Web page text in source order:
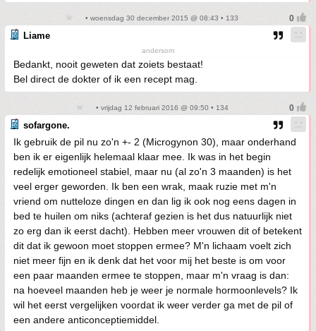
• woensdag 30 december 2015 @ 08:43 • 133
Liame
andersom
Bedankt, nooit geweten dat zoiets bestaat!
Bel direct de dokter of ik een recept mag.
• vrijdag 12 februari 2016 @ 09:50 • 134
sofargone.
Ik gebruik de pil nu zo'n +- 2 (Microgynon 30), maar onderhand
ben ik er eigenlijk helemaal klaar mee. Ik was in het begin
redelijk emotioneel stabiel, maar nu (al zo'n 3 maanden) is het
veel erger geworden. Ik ben een wrak, maak ruzie met m'n
vriend om nutteloze dingen en dan lig ik ook nog eens dagen in
bed te huilen om niks (achteraf gezien is het dus natuurlijk niet
zo erg dan ik eerst dacht). Hebben meer vrouwen dit of betekent
dit dat ik gewoon moet stoppen ermee? M'n lichaam voelt zich
niet meer fijn en ik denk dat het voor mij het beste is om voor
een paar maanden ermee te stoppen, maar m'n vraag is dan:
na hoeveel maanden heb je weer je normale hormoonlevels? Ik
wil het eerst vergelijken voordat ik weer verder ga met de pil of
een andere anticonceptiemiddel.